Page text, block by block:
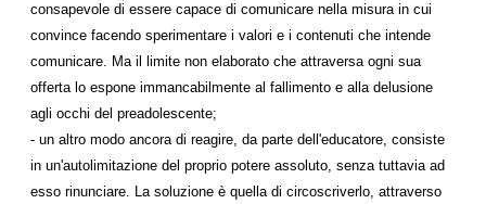
consapevole di essere capace di comunicare nella misura in cui
convince facendo sperimentare i valori e i contenuti che intende
comunicare. Ma il limite non elaborato che attraversa ogni sua
offerta lo espone immancabilmente al fallimento e alla delusione
agli occhi del preadolescente;
- un altro modo ancora di reagire, da parte dell'educatore, consiste
in un'autolimitazione del proprio potere assoluto, senza tuttavia ad
esso rinunciare. La soluzione è quella di circoscriverlo, attraverso